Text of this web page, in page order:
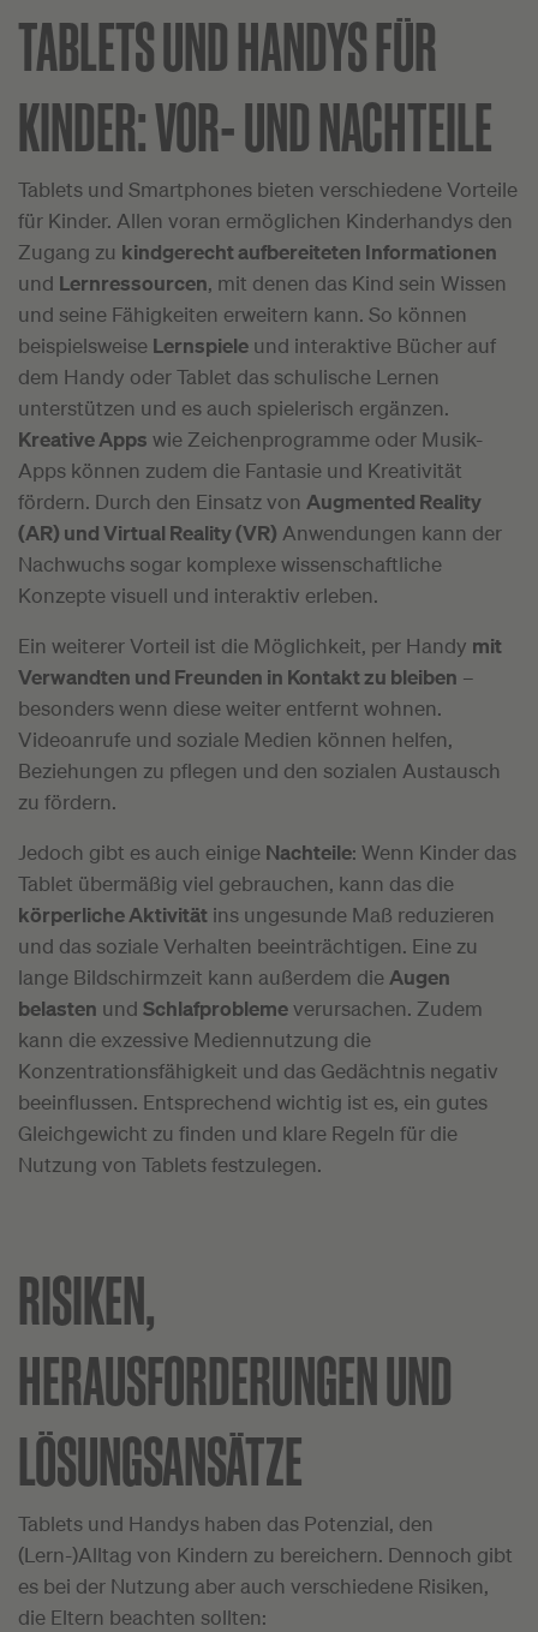
TABLETS UND HANDYS FÜR
KINDER: VOR- UND NACHTEILE
Tablets und Smartphones bieten verschiedene Vorteile
für Kinder. Allen voran ermöglichen Kinderhandys den
Zugang zu kindgerecht aufbereiteten Informationen
und Lernressourcen, mit denen das Kind sein Wissen
und seine Fähigkeiten erweitern kann. So können
beispielsweise Lernspiele und interaktive Bücher auf
dem Handy oder Tablet das schulische Lernen
unterstützen und es auch spielerisch ergänzen.
Kreative Apps wie Zeichenprogramme oder Musik-
Apps können zudem die Fantasie und Kreativität
fördern. Durch den Einsatz von Augmented Reality
(AR) und Virtual Reality (VR) Anwendungen kann der
Nachwuchs sogar komplexe wissenschaftliche
Konzepte visuell und interaktiv erleben.
Ein weiterer Vorteil ist die Möglichkeit, per Handy mit
Verwandten und Freunden in Kontakt zu bleiben –
besonders wenn diese weiter entfernt wohnen.
Videoanrufe und soziale Medien können helfen,
Beziehungen zu pflegen und den sozialen Austausch
zu fördern.
Jedoch gibt es auch einige Nachteile: Wenn Kinder das
Tablet übermäßig viel gebrauchen, kann das die
körperliche Aktivität ins ungesunde Maß reduzieren
und das soziale Verhalten beeinträchtigen. Eine zu
lange Bildschirmzeit kann außerdem dieAugen
belasten und Schlafproblemeverursachen. Zudem
kann die exzessive Mediennutzung die
Konzentrationsfähigkeit und das Gedächtnis negativ
beeinflussen. Entsprechend wichtig ist es, ein gutes
Gleichgewicht zu finden und klare Regeln für die
Nutzung von Tablets festzulegen.
RISIKEN,
HERAUSFORDERUNGEN UND
LÖSUNGSANSÄTZE
Tablets und Handys haben das Potenzial, den
(Lern-)Alltag von Kindern zu bereichern. Dennoch gibt
es bei der Nutzung aber auch verschiedene Risiken,
die Eltern beachten sollten: